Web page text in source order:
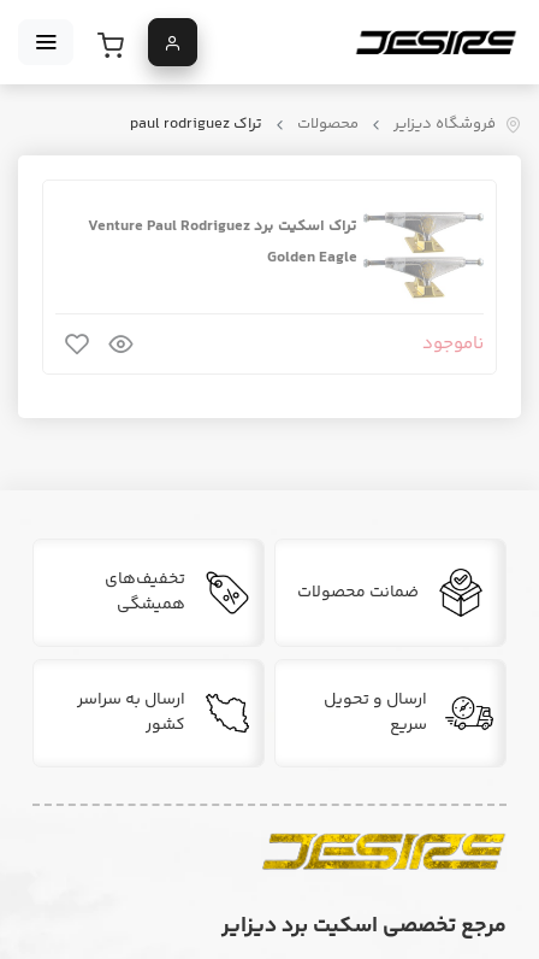
فروشگاه دیزایر محصولات تراک paul rodriguez
تراک اسکیت برد Venture Paul Rodriguez
Golden Eagle
ناموجود
ضمانت محصولات
تخفیف‌های
همیشگی
ارسال و تحویل
سریع
ارسال به سراسر
کشور
مرجع تخصصی اسکیت برد دیزایر